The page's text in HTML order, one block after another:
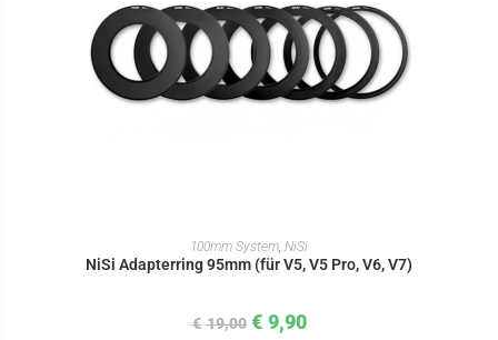
IN DEN WARENKORB
100mm System, NiSi
NiSi Adapterring 95mm (für V5, V5 Pro, V6, V7)
€ 19,00 € 9,90